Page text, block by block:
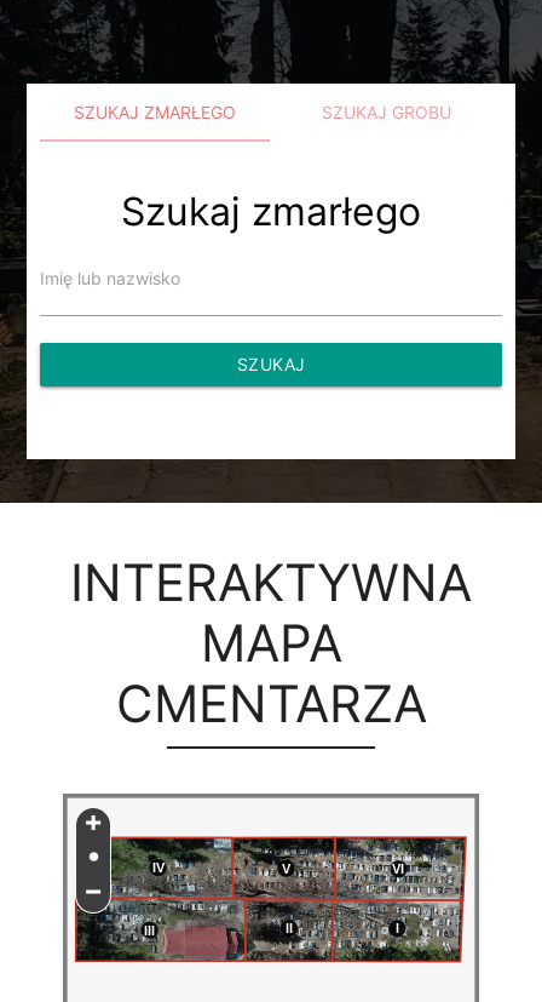
SZUKAJ ZMARŁEGO SZUKAJ GROBU
Szukaj zmarłego
Imię lub nazwisko
SZUKAJ
INTERAKTYWNA
MAPA
CMENTARZA
II
III
IV V VI
•
+
−